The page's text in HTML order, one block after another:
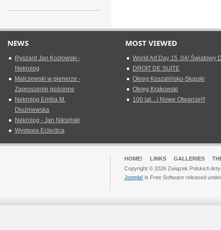
NEWS
Ryszard Jan Kozłowski -
Nekrolog
Malczewski w plenerze -
Zaproszenie gościnne
Nekrolog Emilia M.
Dłużniewska
Nekrolog - Jan Niksiński
Wystawa Eclectica
MOST VIEWED
World Art Day 15 .04/ Światowy
DROIT DE SUITE
Okreg Koszalińsko-Słupski
Okręg Krakowski
100 lat... i Nowe Otwarcie!!!
HOME! LINKS GALLERIES
Copyright © 2026 Związek Polskich
Joomla! is Free Software released